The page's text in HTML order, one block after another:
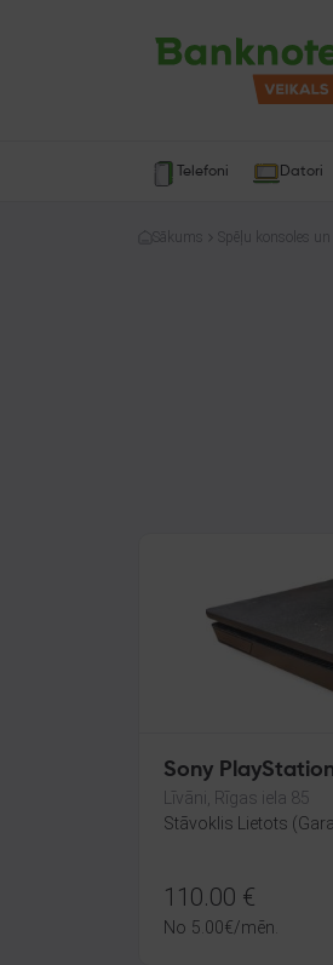
Telefoni Datori
Sākums Spēļu konsoles un
Sony
Līvāni, Rīgas iela 85
Stāvoklis Lietots
110.00 €
No 5.00€/mēn.